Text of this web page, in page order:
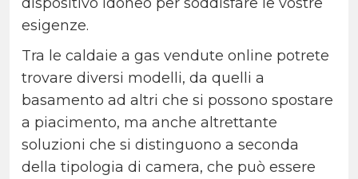
esigenze.
Tra le caldaie a gas vendute online potrete
trovare diversi modelli, da quelli a
basamento ad altri che si possono spostare
a piacimento, ma anche altrettante
soluzioni che si distinguono a seconda
della tipologia di camera, che può essere